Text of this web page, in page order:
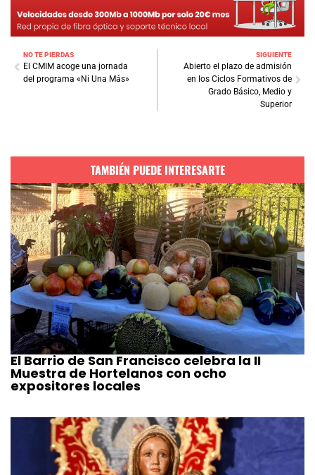
NO TE PIERDAS
El CMIM acoge una jornada
del programa «Ni Una Más»
SIGUIENTE
Abierto el plazo de admisión
en los Ciclos Formativos de
Grado Básico, Medio y
Superior
TAMBIÉN PUEDE INTERESARTE
El Barrio de San Francisco celebra la II
Muestra de Hortelanos con ocho
expositores locales